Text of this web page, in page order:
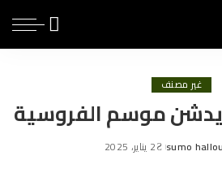
غير مصنف
موسم الفروسية
sumo 2 يناير، 2025